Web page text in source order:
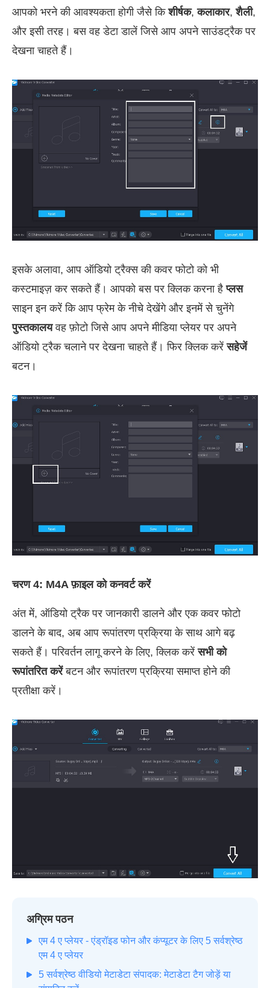
आपको भरने की आवश्यकता होगी जैसे किशीर्षक,कलाकार,शैली,
और इसी तरह। बस वह डेटा डालें जिसे आप अपने साउंडट्रैक पर
देखना चाहते हैं।
इसके अलावा, आप ऑडियो ट्रैक्स की कवर फोटो को भी
कस्टमाइज़ कर सकते हैं। आपको बस पर क्लिक करना हैप्लस
साइन इन करें कि आप फ्रेम के नीचे देखेंगे और इनमें से चुनेंगे
पुस्तकालयवह फ़ोटो जिसे आप अपने मीडिया प्लेयर पर अपने
ऑडियो ट्रैक चलाने पर देखना चाहते हैं। फिर क्लिक करेंसहेजें
बटन।
चरण 4: M4A फ़ाइल को कनवर्ट करें
अंत में, ऑडियो ट्रैक पर जानकारी डालने और एक कवर फोटो
डालने के बाद, अब आप रूपांतरण प्रक्रिया के साथ आगे बढ़
सकते हैं। परिवर्तन लागू करने के लिए, क्लिक करेंसभी को
रूपांतरित करेंबटन और रूपांतरण प्रक्रिया समाप्त होने की
प्रतीक्षा करें।
अग्रिम पठन
एम 4 ए प्लेयर - एंड्रॉइड फोन और कंप्यूटर के लिए 5 सर्वश्रेष्ठ
एम 4 ए प्लेयर
5 सर्वश्रेष्ठ वीडियो मेटाडेटा संपादक: मेटाडेटा टैग जोड़ें या